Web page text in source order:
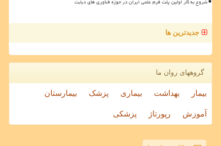
جدیدترین ها
گروههای روان ما
بیمار بهداشت بیماری پزشک بیمارستان
آموزش رپورتاژ پزشکی